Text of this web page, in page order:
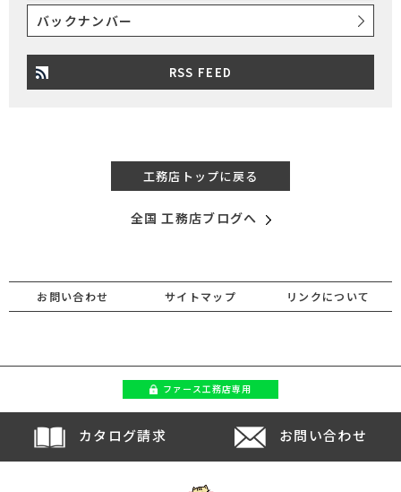
バックナンバー
RSS FEED
工務店トップに戻る
全国 工務店ブログへ
お問い合わせ サイトマップ リンクについて
ファース工務店専用
カタログ請求 お問い合わせ